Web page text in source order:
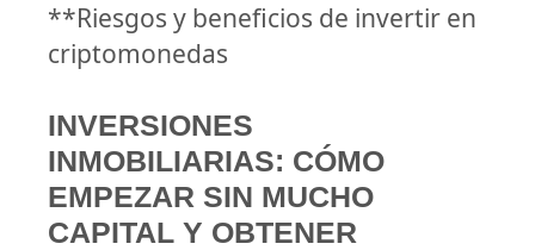
**Riesgos y beneficios de invertir en
criptomonedas
INVERSIONES
INMOBILIARIAS: CÓMO
EMPEZAR SIN MUCHO
CAPITAL Y OBTENER